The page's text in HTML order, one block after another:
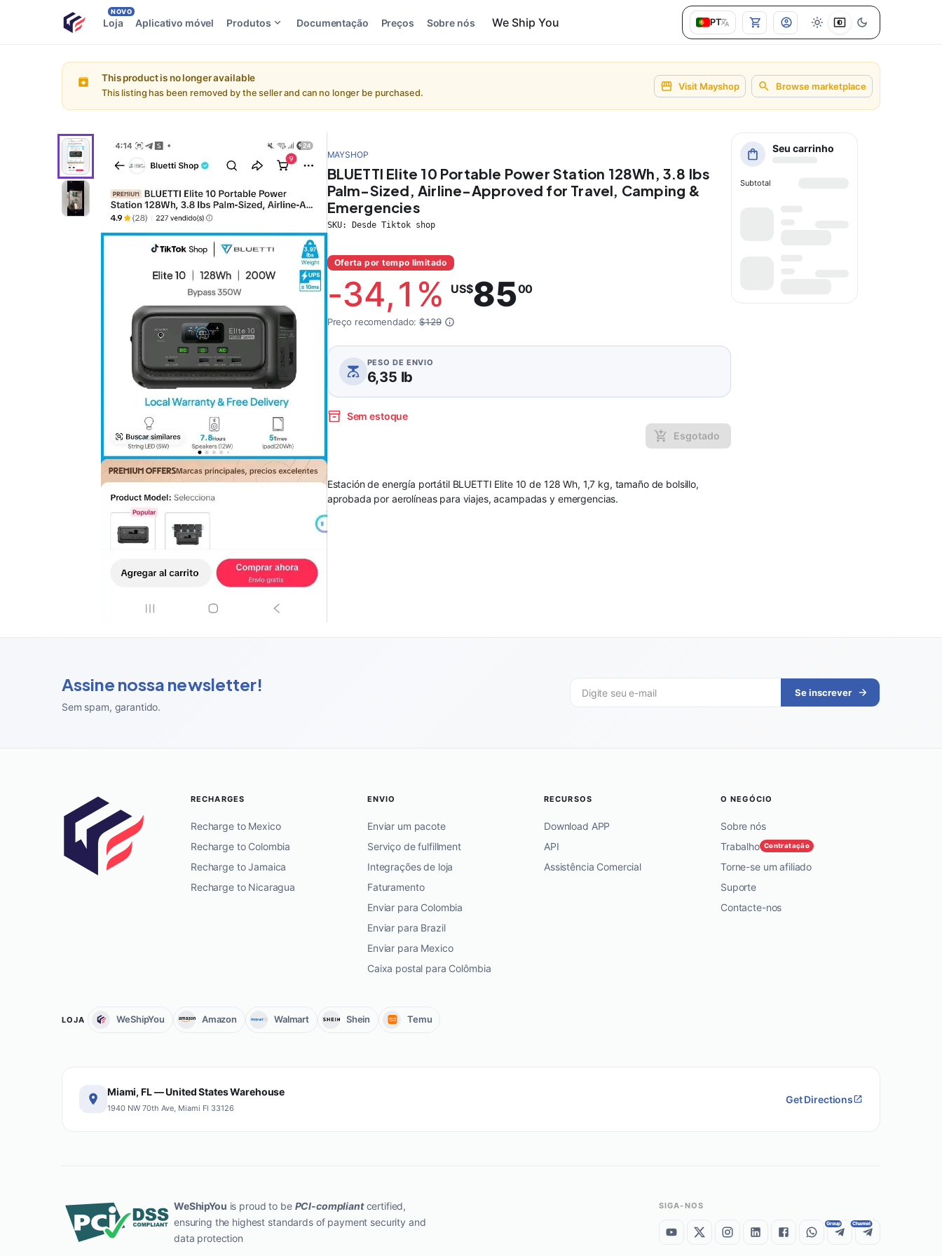
Loja
NOVO
Aplicativo móvel Produtos Documentação Preços Sobre nós PT
This product is no longer available
This listing has been removed by the seller and can no longer be purchased.
Visit Mayshop Browse marketplace
MAYSHOP
BLUETTI Elite 10 Portable Power Station 128Wh, 3.8 lbs
Palm-Sized, Airline-Approved for Travel, Camping &
Emergencies
SKU: Desde Tiktok shop
Oferta por tempo limitado
-34,1 % US$8500
Preço recomendado:$129
PESO DE ENVIO
6,35 lb
Sem estoque
Esgotado
Estación de energía portátil BLUETTI Elite 10 de 128 Wh, 1,7 kg, tamaño de bolsillo,
aprobada por aerolíneas para viajes, acampadas y emergencias.
Seu carrinho
Subtotal
Assine nossa newsletter!
Sem spam, garantido.
Se inscrever
RECHARGES
Recharge to Mexico
Recharge to Colombia
Recharge to Jamaica
Recharge to Nicaragua
ENVIO
Enviar um pacote
Serviço de fulfillment
Integrações de loja
Faturamento
Enviar para Colombia
Enviar para Brazil
Enviar para Mexico
Caixa postal para Colômbia
RECURSOS
Download APP
API
Assistência Comercial
O NEGÓCIO
Sobre nós
Trabalho Contratação
Torne-se um afiliado
Suporte
Contacte-nos
LOJA WeShipYou Amazon Walmart Shein Temu
Miami, FL — United States Warehouse
1940 NW 70th Ave, Miami Fl 33126
Get Directions
WeShipYou is proud to be PCI-compliantcertified,
ensuring the highest standards of payment security and
data protection
SIGA-NOS
Group Channel